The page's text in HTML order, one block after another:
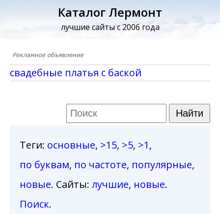
Каталог Лермонт
лучшие сайты с 2006 года
свадебные платья с баской
Теги: основные, >15, >5, >1,
по буквам, по частоте, популярные,
новые. Сайты: лучшие, новые.
Поиск.